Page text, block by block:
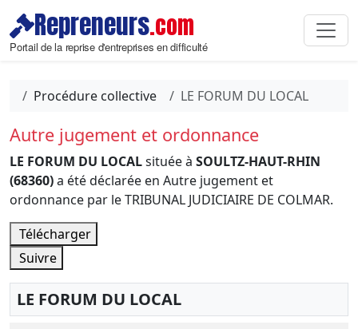
Repreneurs.com
Portail de la reprise d'entreprises en difficulté
Procédure collective LE FORUM DU LOCAL
Autre jugement et ordonnance
LE FORUM DU LOCALsituée à SOULTZ-HAUT-RHIN
(68360)a été déclarée en Autre jugement et
ordonnance par le TRIBUNAL JUDICIAIRE DE COLMAR.
Télécharger
Suivre
LE FORUM DU LOCAL